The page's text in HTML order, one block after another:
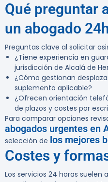
Qué preguntar
un abogado 24h
Preguntas clave al solicitar
¿Tiene experiencia en
jurisdicción de Alcalá de
¿Cómo gestionan
suplemento aplicable?
¿Ofrecen orientación
de plazos y costes por
Para comparar opciones
abogados urgentes en
selección de los mejores
Costes y
Los servicios 24 horas suelen